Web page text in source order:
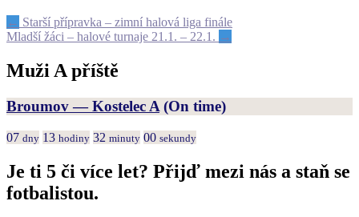
← Starší přípravka – zimní halová liga finále
Mladší žáci – halové turnaje 21.1. – 22.1. →
Muži A příště
Broumov — Kostelec A (On time)
07 dny 13 hodiny 32 minuty 00 sekundy
Je ti 5 či více let? Přijď mezi nás a staň se
fotbalistou.